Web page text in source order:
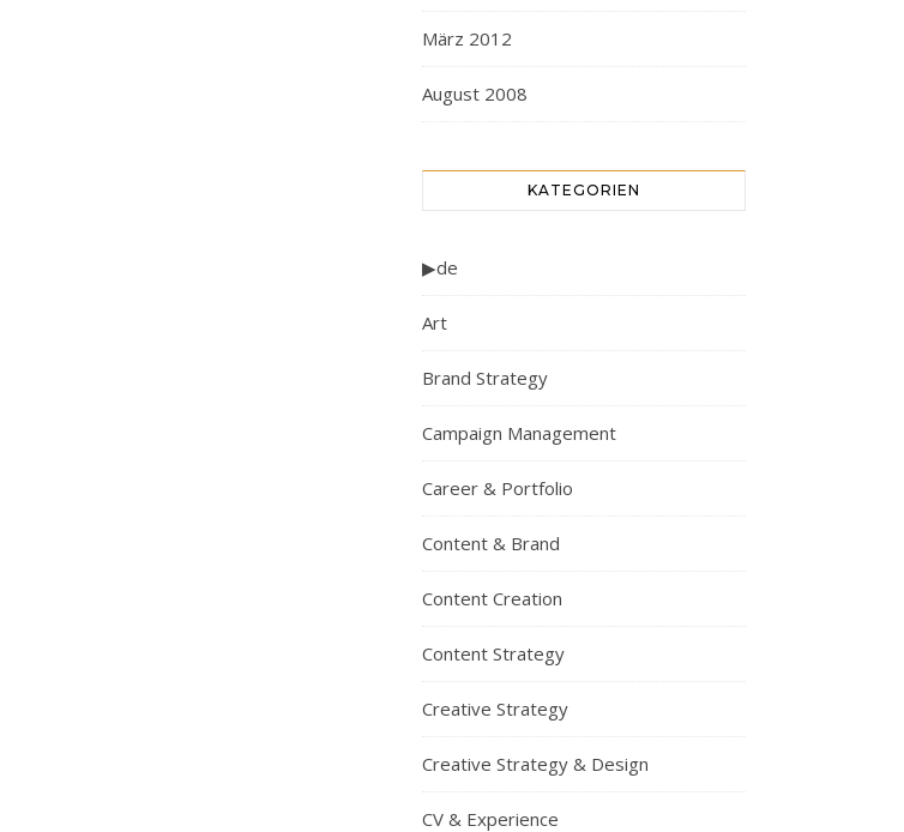
März 2012
August 2008
KATEGORIEN
▶de
Art
Brand Strategy
Campaign Management
Career & Portfolio
Content & Brand
Content Creation
Content Strategy
Creative Strategy
Creative Strategy & Design
CV & Experience